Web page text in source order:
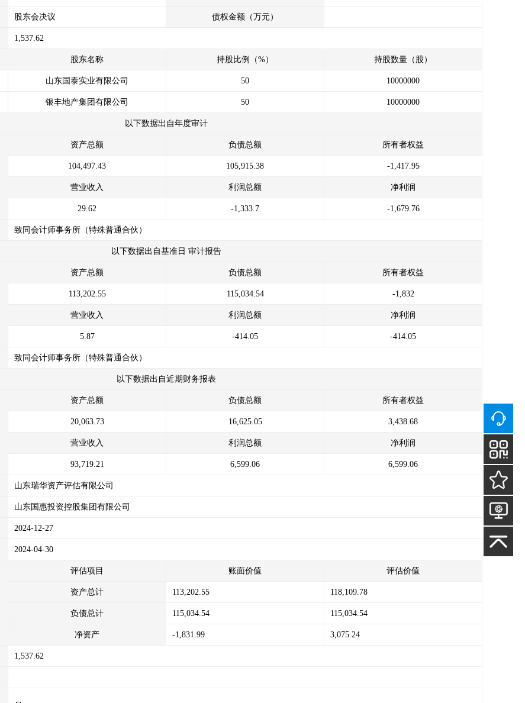
股东会决议 债权金额（万元）
1,537.62
股东名称 持股比例（%） 持股数量（股）
山东国泰实业有限公司 50 10000000
银丰地产集团有限公司 50 10000000
以下数据出自年度审计
资产总额 负债总额 所有者权益
104,497.43 105,915.38 -1,417.95
营业收入 利润总额 净利润
29.62 -1,333.7 -1,679.76
致同会计师事务所（特殊普通合伙）
以下数据出自基准日 审计报告
资产总额 负债总额 所有者权益
113,202.55 115,034.54 -1,832
营业收入 利润总额 净利润
5.87 -414.05 -414.05
致同会计师事务所（特殊普通合伙）
以下数据出自近期财务报表
资产总额 负债总额 所有者权益
20,063.73 16,625.05 3,438.68
营业收入 利润总额 净利润
93,719.21 6,599.06 6,599.06
山东瑞华资产评估有限公司
山东国惠投资控股集团有限公司
2024-12-27
2024-04-30
评估项目 账面价值 评估价值
资产总计 113,202.55 118,109.78
负债总计 115,034.54 115,034.54
净资产 -1,831.99 3,075.24
1,537.62